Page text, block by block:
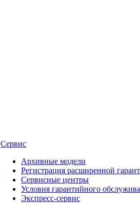
Сервис
Архивные модели
Регистрация расширенной
Сервисные центры
Условия гарантийного
Экспресс-сервис